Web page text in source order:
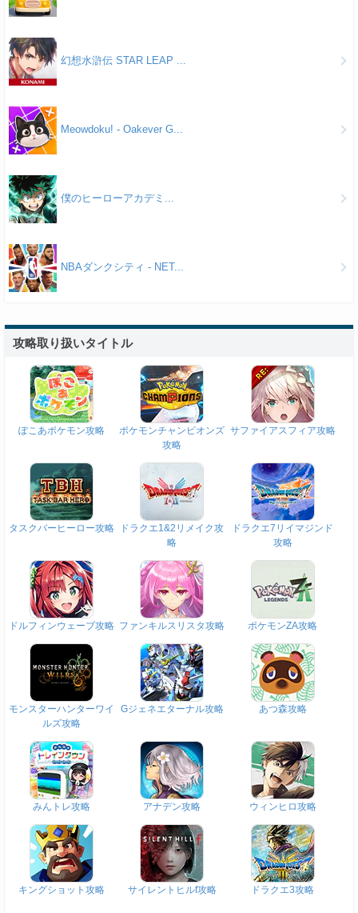
幻想水滸伝 STAR LEAP ...
Meowdoku! - Oakever G...
僕のヒーローアカデミ...
NBAダンクシティ - NET...
攻略取り扱いタイトル
ぽこあポケモン攻略
ポケモンチャンピオンズ
攻略
サファイアスフィア攻略
タスクバーヒーロー攻略
ドラクエ1&2リメイク攻
略
ドラクエ7リイマジンド
攻略
ドルフィンウェーブ攻略 ファンキルスリスタ攻略 ポケモンZA攻略
モンスターハンターワイ
ルズ攻略
Gジェネエターナル攻略 あつ森攻略
みんトレ攻略 アナデン攻略 ウィンヒロ攻略
キングショット攻略 サイレントヒルf攻略 ドラクエ3攻略